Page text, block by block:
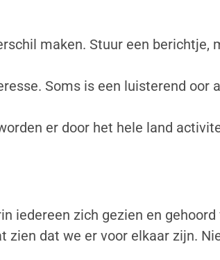
maken. Stuur een
Soms is een luisterend oor
er door het hele land
iedereen zich gezien en
zien dat we er voor elkaar zijn.